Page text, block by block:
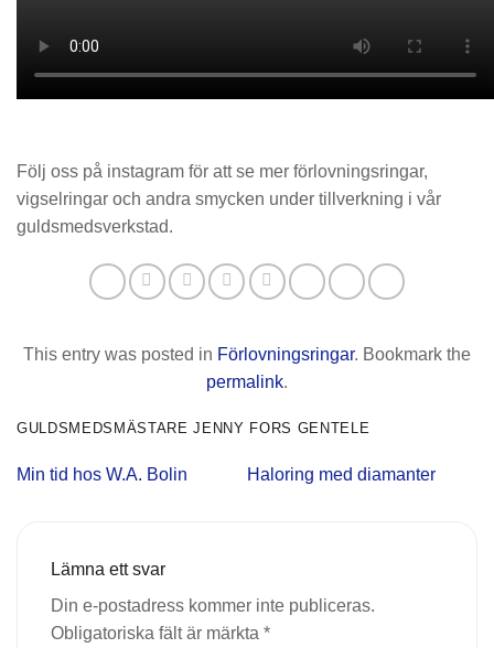
Följ oss på instagram för att se mer förlovningsringar,
vigselringar och andra smycken under tillverkning i vår
guldsmedsverkstad.
This entry was posted in Förlovningsringar. Bookmark the
permalink.
GULDSMEDSMÄSTARE JENNY FORS GENTELE
Min tid hos W.A. Bolin Haloring med diamanter
Lämna ett svar
Din e-postadress kommer inte publiceras.
Obligatoriska fält är märkta *